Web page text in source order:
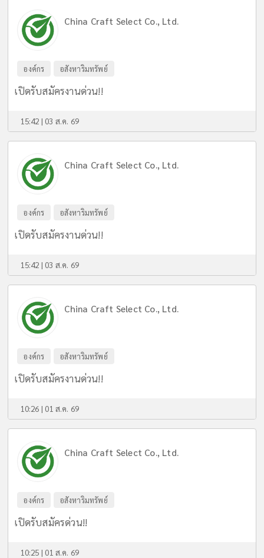
China Craft Select Co., Ltd.
องค์กร อสังหาริมทรัพย์
เปิดรับสมัครงานด่วน!!
15:42 | 03 ส.ค. 69
China Craft Select Co., Ltd.
องค์กร อสังหาริมทรัพย์
เปิดรับสมัครงานด่วน!!
15:42 | 03 ส.ค. 69
China Craft Select Co., Ltd.
องค์กร อสังหาริมทรัพย์
เปิดรับสมัครงานด่วน!!
10:26 | 01 ส.ค. 69
China Craft Select Co., Ltd.
องค์กร อสังหาริมทรัพย์
เปิดรับสมัครด่วน!!
10:25 | 01 ส.ค. 69